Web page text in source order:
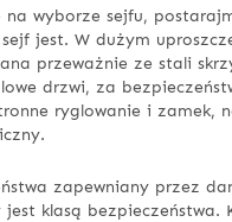
na wyborze sejfu,
jest. W dużym
przeważnie ze stali
drzwi, za
ryglowanie i zamek,
zapewniany przez
klasą bezpieczeństwa.